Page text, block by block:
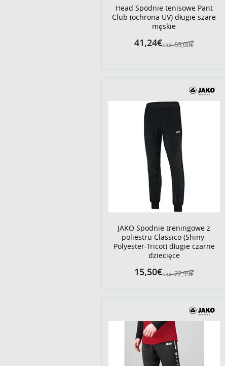
Head Spodnie tenisowe Pant
Club (ochrona UV) długie szare
męskie
SRP: 55,00€
41,24€
JAKO Spodnie treningowe z
poliestru Classico (Shiny-
Polyester-Tricot) długie czarne
dziecięce
SRP: 22,99€
15,50€